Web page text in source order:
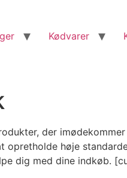
Kødvarer
der
høje
dig med dine indkøb.